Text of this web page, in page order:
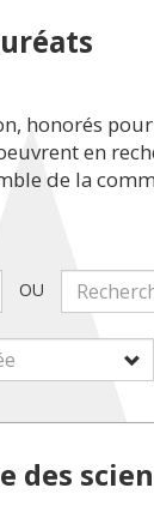
honorés
en
de la
OU
des